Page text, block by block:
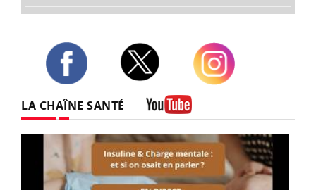
LA CHAÎNE SANTÉ